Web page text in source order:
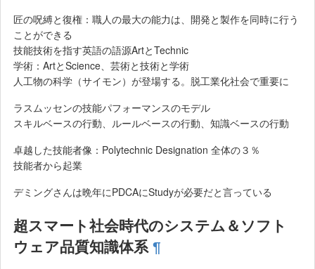
匠の呪縛と復権：職人の最大の能力は、開発と製作を同時に行う
ことができる
技能技術を指す英語の語源ArtとTechnic
学術：ArtとScience、芸術と技術と学術
人工物の科学（サイモン）が登場する。脱工業化社会で重要に
ラスムッセンの技能パフォーマンスのモデル
スキルベースの行動、ルールベースの行動、知識ベースの行動
卓越した技能者像：Polytechnic Designation 全体の３％
技能者から起業
デミングさんは晩年にPDCAにStudyが必要だと言っている
超スマート社会時代のシステム＆ソフト
ウェア品質知識体系 ¶